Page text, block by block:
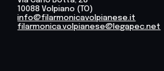
10088 Volpiano (TO)
info@filarmonicavolpianese.it
filarmonica.volpianese@legapec.net